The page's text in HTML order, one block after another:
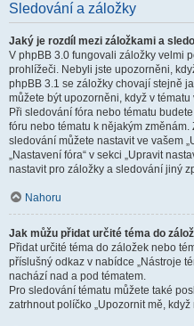
Sledování a záložky
Jaký je rozdíl mezi záložkami a
V phpBB 3.0 fungovali záložky velmi
prohlížeči. Nebyli jste upozorněni,
phpBB 3.1 se záložky chovají stejně
můžete být upozorněni, když v
Při sledování fóra nebo tématu
fóru nebo tématu k nějakým
sledování můžete nastavit ve vašem
„Nastavení fóra“ v sekci „Upravit
nastavit pro záložky a sledování jiný
Nahoru
Jak můžu přidat určité téma do
Přidat určité téma do záložek nebo
příslušný odkaz v nabídce „Nástroje
nachází nad a pod tématem.
Pro sledování tématu můžete také
zatrhnout políčko „Upozornit mě,